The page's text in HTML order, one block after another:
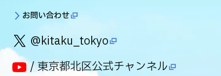
お問い合わせ
@kitaku_tokyo
/ 東京都北区公式チャンネル